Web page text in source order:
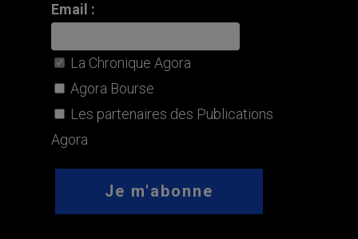
Email :
La Chronique Agora
Agora Bourse
Les partenaires des Publications
Agora